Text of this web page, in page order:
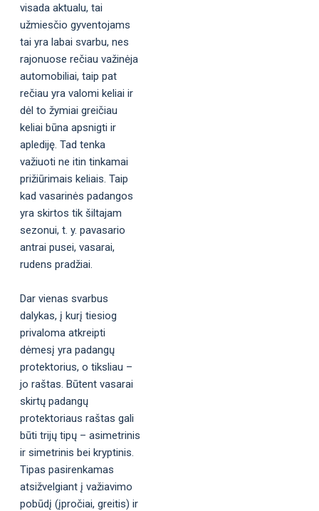
visada aktualu, tai
užmiesčio gyventojams
tai yra labai svarbu, nes
rajonuose rečiau važinėja
automobiliai, taip pat
rečiau yra valomi keliai ir
dėl to žymiai greičiau
keliai būna apsnigti ir
aplediję. Tad tenka
važiuoti ne itin tinkamai
prižiūrimais keliais. Taip
kad vasarinės padangos
yra skirtos tik šiltajam
sezonui, t. y. pavasario
antrai pusei, vasarai,
rudens pradžiai.
Dar vienas svarbus
dalykas, į kurį tiesiog
privaloma atkreipti
dėmesį yra padangų
protektorius, o tiksliau –
jo raštas. Būtent vasarai
skirtų padangų
protektoriaus raštas gali
būti trijų tipų – asimetrinis
ir simetrinis bei kryptinis.
Tipas pasirenkamas
atsižvelgiant į važiavimo
pobūdį (įpročiai, greitis) ir